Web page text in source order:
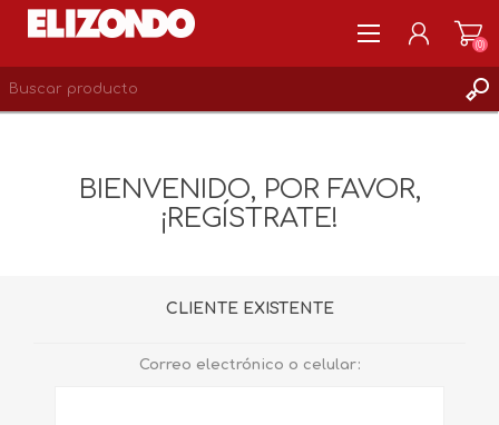
LISTA DE DESEOS 0
(0)
BIENVENIDO, POR FAVOR,
¡REGÍSTRATE!
CLIENTE EXISTENTE
Correo electrónico o celular: